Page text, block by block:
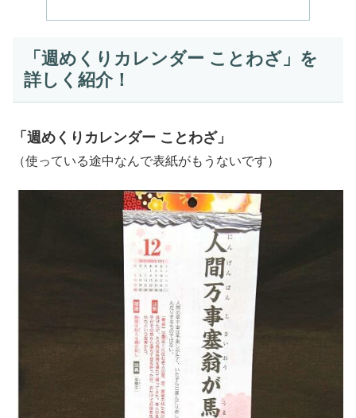
「週めくりカレンダー ことわざ」を
詳しく紹介！
「週めくりカレンダー ことわざ」
（使っている途中なんで表紙がもうないです）